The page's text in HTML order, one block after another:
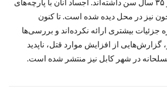
نیز در محل دیده شده است. تا کنون
جزئیات بیشتری ارائه نکرده‌اند و بررسی‌ها
گزارش‌هایی از افزایش موارد قتل، ناپدید
در شهر کابل نیز منتشر شده است.